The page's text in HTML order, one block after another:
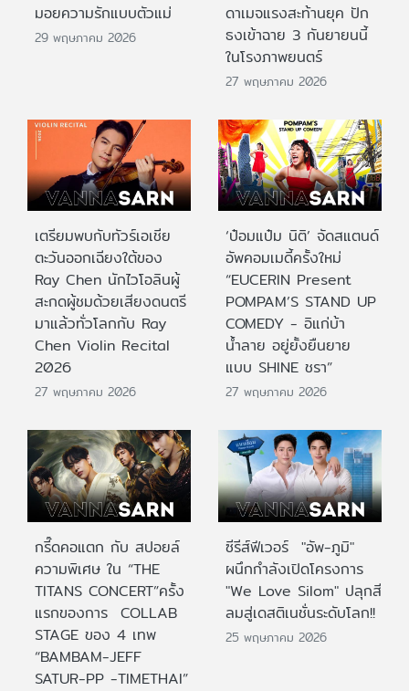
มอยความรักแบบตัวแม่
29 พฤษภาคม 2026
ดาเมจแรงสะท้านยุค ปัก
ธงเข้าฉาย 3 กันยายนนี้
ในโรงภาพยนตร์
27 พฤษภาคม 2026
เตรียมพบกับทัวร์เอเชีย
ตะวันออกเฉียงใต้ของ
Ray Chen นักไวโอลินผู้
สะกดผู้ชมด้วยเสียงดนตรี
มาแล้วทั่วโลกกับ Ray
Chen Violin Recital
2026
27 พฤษภาคม 2026
‘ป๋อมแป๋ม นิติ’ จัดสแตนด์
อัพคอมเมดี้ครั้งใหม่
“EUCERIN Present
POMPAM’S STAND UP
COMEDY - อิแก่บ้า
น้ำลาย อยู่ยั้งยืนยาย
แบบ SHINE ชรา”
27 พฤษภาคม 2026
กรี๊ดคอแตก กับ สปอยล์
ความพิเศษ ใน “THE
TITANS CONCERT”ครั้ง
แรกของการ COLLAB
STAGE ของ 4 เทพ
“BAMBAM-JEFF
SATUR-PP -TIMETHAI”
ซีรีส์ฟีเวอร์ "อัพ-ภูมิ"
ผนึกกำลังเปิดโครงการ
"We Love Silom" ปลุกสี
ลมสู่เดสติเนชั่นระดับโลก!!
25 พฤษภาคม 2026